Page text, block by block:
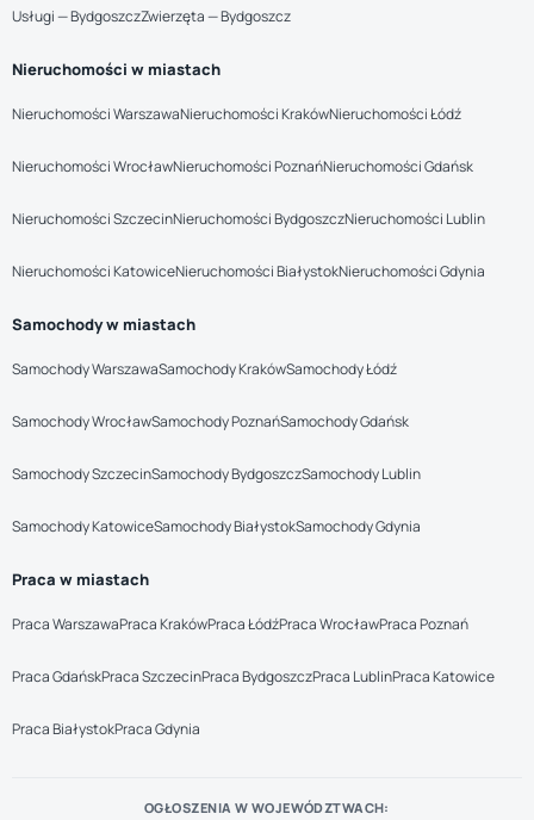
Usługi — BydgoszczZwierzęta — Bydgoszcz
Nieruchomości w miastach
Nieruchomości WarszawaNieruchomości KrakówNieruchomości Łódź
Nieruchomości WrocławNieruchomości PoznańNieruchomości Gdańsk
Nieruchomości SzczecinNieruchomości BydgoszczNieruchomości Lublin
Nieruchomości KatowiceNieruchomości BiałystokNieruchomości Gdynia
Samochody w miastach
Samochody WarszawaSamochody KrakówSamochody Łódź
Samochody WrocławSamochody PoznańSamochody Gdańsk
Samochody SzczecinSamochody BydgoszczSamochody Lublin
Samochody KatowiceSamochody BiałystokSamochody Gdynia
Praca w miastach
Praca WarszawaPraca KrakówPraca ŁódźPraca WrocławPraca Poznań
Praca GdańskPraca SzczecinPraca BydgoszczPraca LublinPraca Katowice
Praca BiałystokPraca Gdynia
OGŁOSZENIA W WOJEWÓDZTWACH: